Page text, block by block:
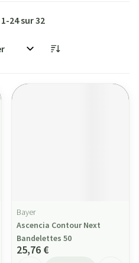
1-24sur32
Bayer
Ascencia Contour Next
Bandelettes 50
25,76 €